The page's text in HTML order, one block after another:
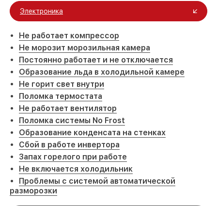
Электроника
Не работает компрессор
Не морозит морозильная камера
Постоянно работает и не отключается
Образование льда в холодильной камере
Не горит свет внутри
Поломка термостата
Не работает вентилятор
Поломка системы No Frost
Образование конденсата на стенках
Сбой в работе инвертора
Запах горелого при работе
Не включается холодильник
Проблемы с системой автоматической
разморозки